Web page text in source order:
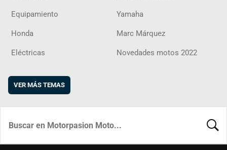
Equipamiento Yamaha
Honda Marc Márquez
Eléctricas Novedades motos 2022
VER MÁS TEMAS